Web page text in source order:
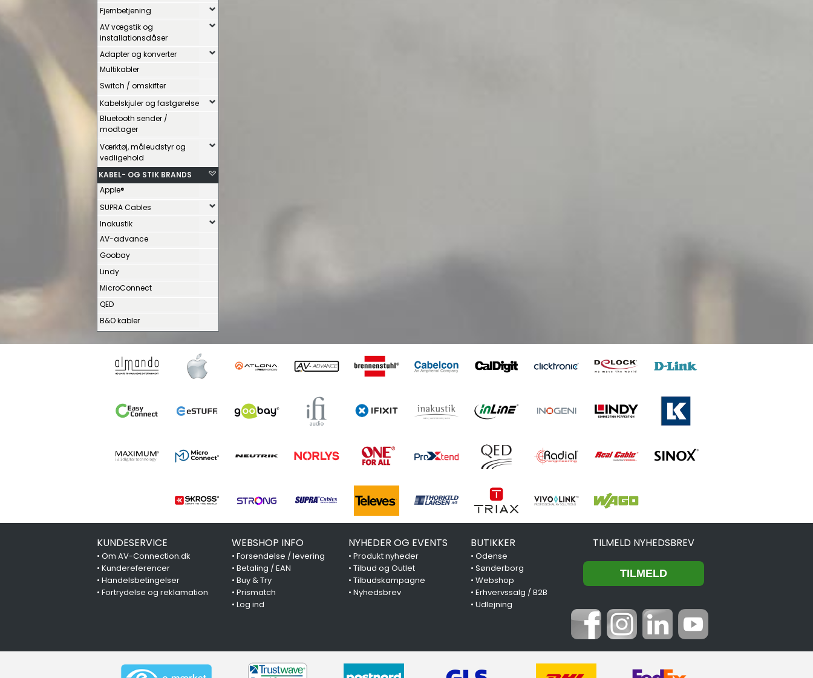
Fjernbetjening
AV vægstik og
installationsdåser
Adapter og konverter
Multikabler
Switch / omskifter
Kabelskjuler og fastgørelse
Bluetooth sender /
modtager
Værktøj, måleudstyr og
vedligehold
KABEL- OG STIK BRANDS
Apple®
SUPRA Cables
Inakustik
AV-advance
Goobay
Lindy
MicroConnect
QED
B&O kabler
KUNDESERVICE
• Om AV-Connection.dk
• Kundereferencer
• Handelsbetingelser
• Fortrydelse og reklamation
WEBSHOP INFO
• Forsendelse / levering
• Betaling / EAN
• Buy & Try
• Prismatch
• Log ind
NYHEDER OG EVENTS
• Produkt nyheder
• Tilbud og Outlet
• Tilbudskampagne
• Nyhedsbrev
BUTIKKER
•Odense
•Sønderborg
•Webshop
•Erhvervssalg / B2B
•Udlejning
TILMELD NYHEDSBREV